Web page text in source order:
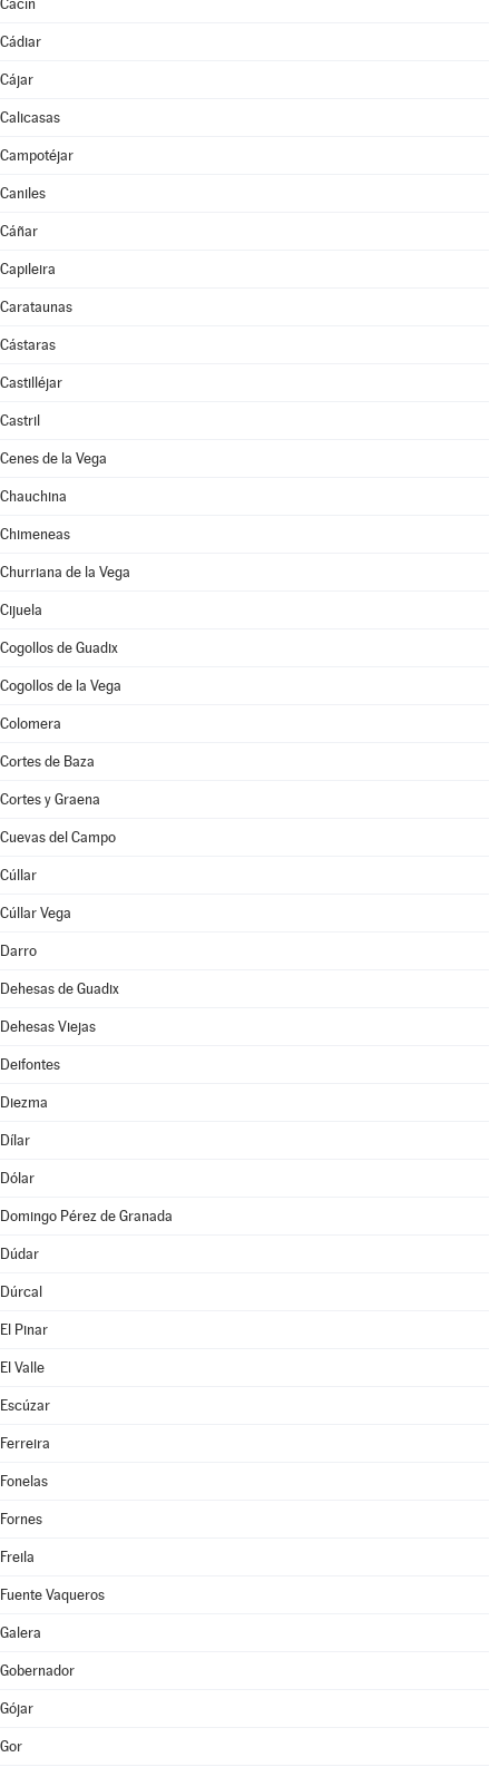
Cacín
Cádiar
Cájar
Calicasas
Campotéjar
Caniles
Cáñar
Capileira
Carataunas
Cástaras
Castilléjar
Castril
Cenes de la Vega
Chauchina
Chimeneas
Churriana de la Vega
Cijuela
Cogollos de Guadix
Cogollos de la Vega
Colomera
Cortes de Baza
Cortes y Graena
Cuevas del Campo
Cúllar
Cúllar Vega
Darro
Dehesas de Guadix
Dehesas Viejas
Deifontes
Diezma
Dílar
Dólar
Domingo Pérez de Granada
Dúdar
Dúrcal
El Pinar
El Valle
Escúzar
Ferreira
Fonelas
Fornes
Freila
Fuente Vaqueros
Galera
Gobernador
Gójar
Gor